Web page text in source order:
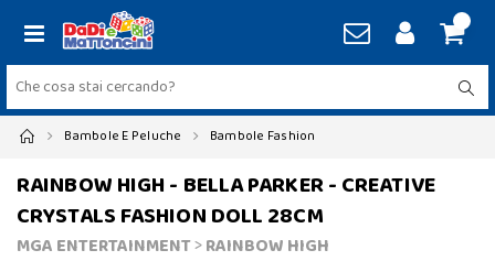
Bambole E Peluche Bambole Fashion
RAINBOW HIGH - BELLA PARKER - CREATIVE
CRYSTALS FASHION DOLL 28CM
MGA ENTERTAINMENT>RAINBOW HIGH